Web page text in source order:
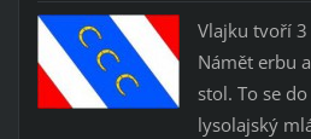
Vlajku tvoří
Námět erbu
stol. To se
lysolajský